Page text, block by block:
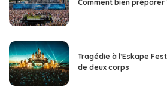
Comment bien préparer
Tragédie à l’Eskape
de deux corps